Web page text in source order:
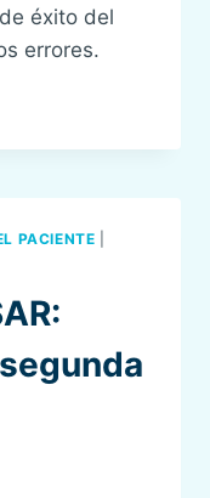
éxito del
errores.
PACIENTE